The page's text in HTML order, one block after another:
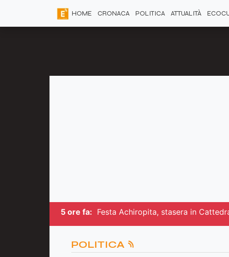
HOME CRONACA POLITICA ATTUALITÀ
5 ore fa: Festa Achiropita, stasera in
POLITICA